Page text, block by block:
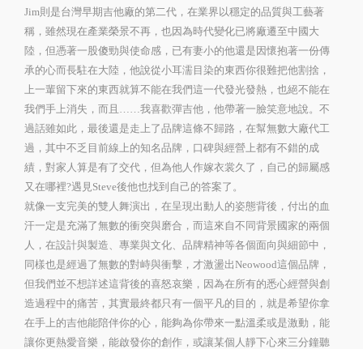
Jim則是台灣早期吉他廠的第二代，在業界以穩定的品質與工藝著
稱，雖然現在產業榮景不再，也因為時代變化已將廠遷至中國大
陸，但憑著一股傻勁與使命感，已有妻小的他還是因懷抱著一份傳
承的心而長駐在大陸，他說從小耳濡目染的東西你很難把他割捨，
上一輩留下來的東西就算不能在我們這一代發光發熱，也絕不能在
我們手上消失，而且……我喜歡彈吉他，他帶著一臉笑意地說。不
過話雖如此，最後還是走上了品牌這條不歸路，在幫無數大廠代工
過，其中不乏目前線上的知名品牌，口碑與經營上都有不錯的成
績，對家人算是有了交代，但為他人作嫁衣裳久了，自己的歸屬感
又在哪裡?遇見Steve後他也找到自己的答案了。
就像一支完美的雙人舞演出，在呈現出動人的姿態背後，付出的血
汗一定是充滿了無數的衝突與磨合，而這來自不同背景國家的兩個
人，在設計與製造、專業與文化、品牌精神等各個面向與細節中，
同樣也是經過了無數的對峙與衝擊，才激盪出Neowood這個品牌，
但我們並不想詳述這背後的喜怒哀樂，因為在所有的悉心經營與創
造過程中的痛苦，其實最終都只有一個平凡的目的，就是希望你拿
在手上的吉他能陪伴你的心，能夠為你帶來一點溫柔或是激動，能
讓你更熱愛音樂，能啟發你的創作，或讓某個人靜下心來三分鐘聽